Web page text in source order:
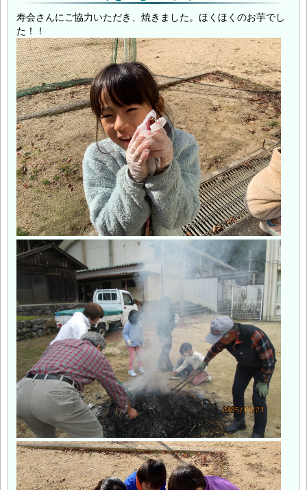
寿会さんにご協力いただき、焼きました。ほくほくのお芋でし
た！！